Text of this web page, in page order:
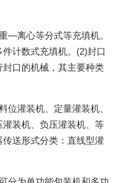
—离心等分式等充填机。
计数式充填机。(2)封口
口的机械，其主要种类
位灌装机、定量灌装机、
装机、负压灌装机、等
送形式分类：直线型灌